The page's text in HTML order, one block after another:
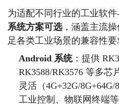
为适配不同行业的工业软
系统方案可选，涵盖主流
足各类工业场景的兼容性要
Android 系统：提供
RK3588/RK3576 等多芯
灵活（4G+32G/
工业控制、物联网终端